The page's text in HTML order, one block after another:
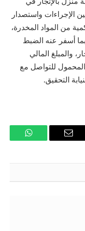
الإجراءات واستصدار
من المواد المخدرة،
أسفر عنه الضبط
والمبلغ المالي
للتواصل مع
التحقيق.
البريد
واتساب